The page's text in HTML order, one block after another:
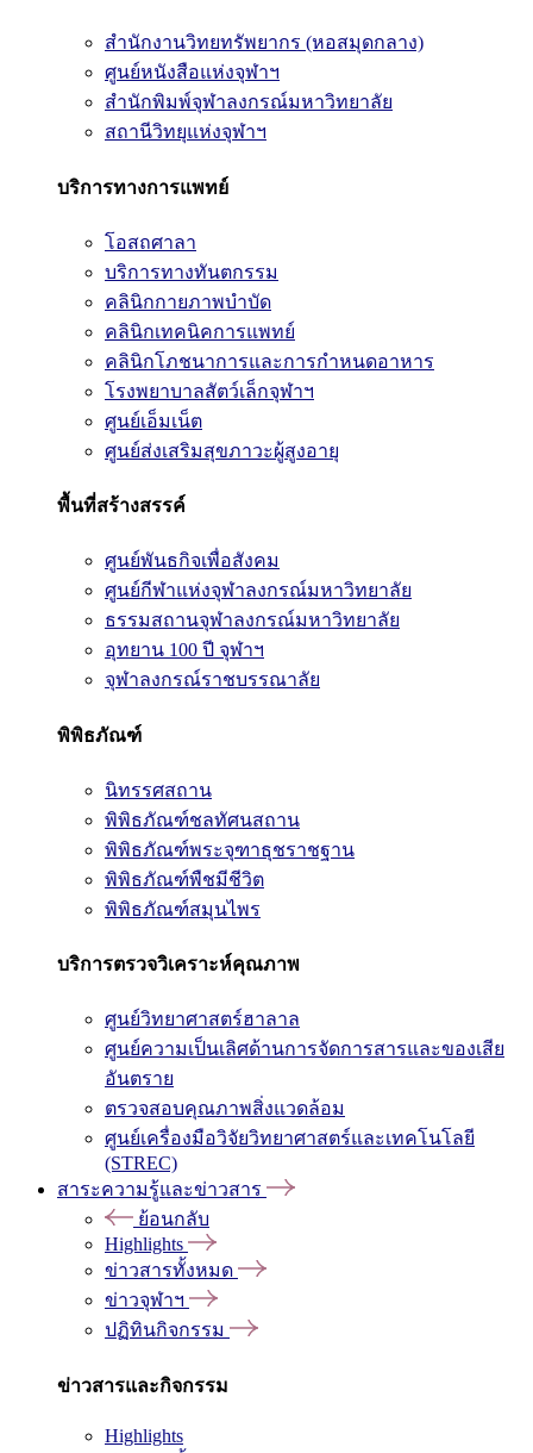
สำนักงานวิทยทรัพยากร (หอสมุดกลาง)
ศูนย์หนังสือแห่งจุฬาฯ
สำนักพิมพ์จุฬาลงกรณ์มหาวิทยาลัย
สถานีวิทยุแห่งจุฬาฯ
บริการทางการแพทย์
โอสถศาลา
บริการทางทันตกรรม
คลินิกกายภาพบำบัด
คลินิกเทคนิคการแพทย์
คลินิกโภชนาการและการกำหนดอาหาร
โรงพยาบาลสัตว์เล็กจุฬาฯ
ศูนย์เอ็มเน็ต
ศูนย์ส่งเสริมสุขภาวะผู้สูงอายุ
พื้นที่สร้างสรรค์
ศูนย์พันธกิจเพื่อสังคม
ศูนย์กีฬาแห่งจุฬาลงกรณ์มหาวิทยาลัย
ธรรมสถานจุฬาลงกรณ์มหาวิทยาลัย
อุทยาน 100 ปี จุฬาฯ
จุฬาลงกรณ์ราชบรรณาลัย
พิพิธภัณฑ์
นิทรรศสถาน
พิพิธภัณฑ์ชลทัศนสถาน
พิพิธภัณฑ์พระจุฑาธุชราชฐาน
พิพิธภัณฑ์พืชมีชีวิต
พิพิธภัณฑ์สมุนไพร
บริการตรวจวิเคราะห์คุณภาพ
ศูนย์วิทยาศาสตร์ฮาลาล
ศูนย์ความเป็นเลิศด้านการจัดการสารและของเสีย
อันตราย
ตรวจสอบคุณภาพสิ่งแวดล้อม
ศูนย์เครื่องมือวิจัยวิทยาศาสตร์และเทคโนโลยี
(STREC)
สาระความรู้และข่าวสาร
ย้อนกลับ
Highlights
ข่าวสารทั้งหมด
ข่าวจุฬาฯ
ปฏิทินกิจกรรม
ข่าวสารและกิจกรรม
Highlights